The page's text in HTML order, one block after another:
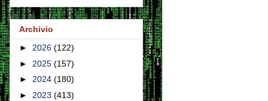
Archivio
► 2026 (122)
► 2025 (157)
► 2024 (180)
► 2023 (413)